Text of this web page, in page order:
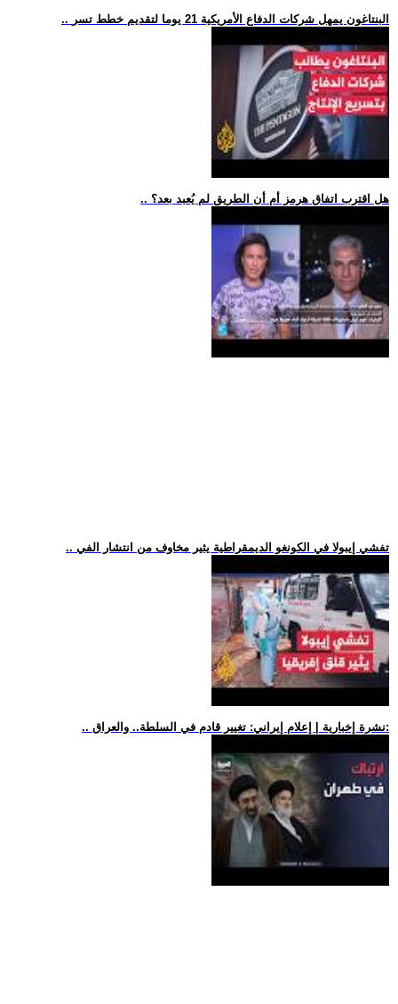
.. البنتاغون يمهل شركات الدفاع الأمريكية 21 يوما لتقديم خطط تسر
.. هل اقترب اتفاق هرمز أم أن الطريق لم يُعبد بعد؟
.. تفشي إيبولا في الكونغو الديمقراطية يثير مخاوف من انتشار الفي
.. نشرة إخبارية | إعلام إيراني: تغيير قادم في السلطة.. والعراق: